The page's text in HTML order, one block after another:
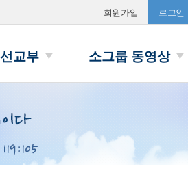
회원가입 로그인
선교부 소그룹 동영상